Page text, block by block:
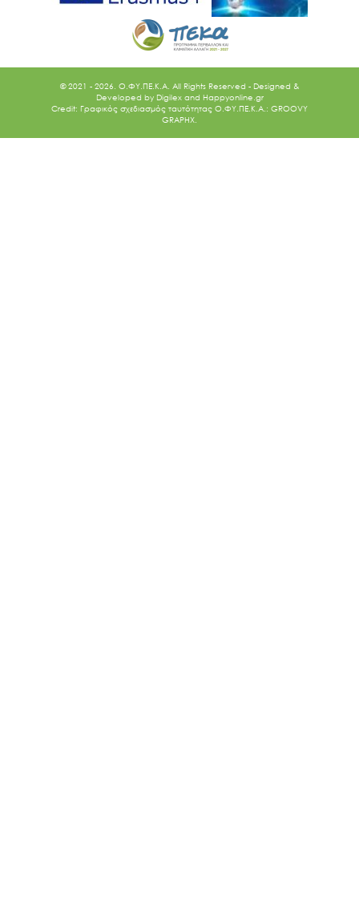
© 2021 - 2026. O.ΦΥ.ΠΕ.Κ.Α. All Rights Reserved - Designed &
Developed by Digilex and Happyonline.gr
Credit: Γραφικός σχεδιασμός ταυτότητας Ο.ΦΥ.ΠΕ.Κ.Α.: GROOVY
GRAPHX.